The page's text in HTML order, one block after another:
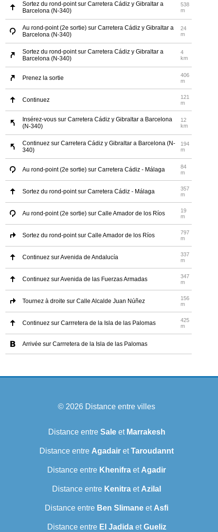
Sortez du rond-point sur Carretera Cádiz y Gibraltar a
Barcelona (N-340)
538
m
Au rond-point (2e sortie) sur Carretera Cádiz y Gibraltar a
Barcelona (N-340)
24
m
Sortez du rond-point sur Carretera Cádiz y Gibraltar a
Barcelona (N-340)
4
km
Prenez la sortie
406
m
Continuez
121
m
Insérez-vous sur Carretera Cádiz y Gibraltar a Barcelona
(N-340)
12
km
Continuez sur Carretera Cádiz y Gibraltar a Barcelona (N-
340)
194
m
Au rond-point (2e sortie) sur Carretera Cádiz - Málaga
84
m
Sortez du rond-point sur Carretera Cádiz - Málaga
357
m
Au rond-point (2e sortie) sur Calle Amador de los Ríos
19
m
Sortez du rond-point sur Calle Amador de los Ríos
797
m
Continuez sur Avenida de Andalucía
337
m
Continuez sur Avenida de las Fuerzas Armadas
347
m
Tournez à droite sur Calle Alcalde Juan Núñez
156
m
Continuez sur Carrretera de la Isla de las Palomas
425
m
Arrivée sur Carrretera de la Isla de las Palomas
© 2026 Distance entre villes
Distance entre Saleet Marrakesh
Distance entre Agadair etTaroudannt
Distance entre Khenifra et Agadir
Distance entre Kenitra et Azilal
Distance entre Ben Slimane et Asfi
Distance entre El JadidaetGueliz